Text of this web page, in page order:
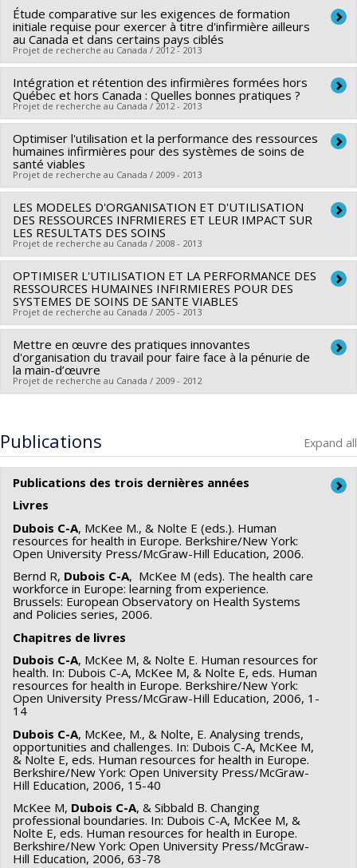
Grant programs: PVXXXXXX-Subvention d'équipe
Funding sources:FCRSS/Fondation canadienne de la
recherche sur les services de santé (La)
Grant programs:
régionaux
Lead researcher : Carl Ardy Dubois
Co-researchers : Isabelle Brault,Jean-Louis Denis,
Kathleen Bentein
Étude comparative sur les exigences de formation
initiale requise pour exercer à titre d'infirmière ailleurs
au Canada et dans certains pays ciblés
Projet de recherche au Canada / 2012 - 2013
Lead researcher : Carl Ardy Dubois
Co-researchers : Jacinthe Pepin,Damien Contandriopoulos
Francine Girard,Danielle D'Amour,Isabelle Brault,
Clémence Dallaire,Jean-Louis Denis,Sylvie Jetté,Luc
Mathieu,France Gagnon Mélanie Lavoie-Tremblay
Intégration et rétention des infirmières formées hors
Québec et hors Canada : Quelles bonnes pratiques ?
Projet de recherche au Canada / 2012 - 2013
Lead researcher : Bilkis Vissandjée
Co-researchers : Carl Ardy Dubois,Jeanne Évelyne Turgeon
Optimiser l'utilisation et la performance des ressources
humaines infirmières pour des systèmes de soins de
santé viables
Projet de recherche au Canada / 2009 - 2013
Lead researcher : Carl Ardy Dubois
LES MODELES D'ORGANISATION ET D'UTILISATION
DES RESSOURCES INFRMIERES ET LEUR IMPACT SUR
LES RESULTATS DES SOINS
Projet de recherche au Canada / 2008 - 2013
Lead researcher : Danielle D'Amour
Co-researchers : Régis Blais,Michèle Rivard,Carl Ardy
Dubois,Sean Clarke,Anne Tourangeau
Funding sources:
MSSS/Ministère de la Santé et des
Services sociaux
Grant programs:
OPTIMISER L'UTILISATION ET LA PERFORMANCE DES
RESSOURCES HUMAINES INFIRMIERES POUR DES
SYSTEMES DE SOINS DE SANTE VIABLES
Projet de recherche au Canada / 2005 - 2013
Lead researcher : Carl Ardy Dubois
Funding sources:FRQS/Fonds de recherche du Québec -
Santé (FRSQ)
Mettre en œuvre des pratiques innovantes
d'organisation du travail pour faire face à la pénurie de
la main-d’œuvre
Projet de recherche au Canada / 2009 - 2012
Publications Expand all
Publications des trois dernières années
Livres
Dubois C-A, McKee M., & Nolte E (eds.). Human
resources for health in Europe. Berkshire/New York:
Open University Press/McGraw-Hill Education, 2006.
Bernd R, Dubois C-A, McKee M (eds). The health care
workforce in Europe: learning from experience.
Brussels: European Observatory on Health Systems
and Policies series, 2006.
Chapitres de livres
Dubois C-A, McKee M, & Nolte E. Human resources for
health. In: Dubois C-A, McKee M, & Nolte E, eds. Human
resources for health in Europe. Berkshire/New York:
Open University Press/McGraw-Hill Education, 2006, 1-
14
Dubois C-A, McKee, M., & Nolte, E. Analysing trends,
opportunities and challenges. In: Dubois C-A, McKee M,
& Nolte E, eds. Human resources for health in Europe.
Berkshire/New York: Open University Press/McGraw-
Hill Education, 2006, 15-40
McKee M, Dubois C-A, & Sibbald B. Changing
professional boundaries. In: Dubois C-A, McKee M, &
Nolte E, eds. Human resources for health in Europe.
Berkshire/New York: Open University Press/McGraw-
Hill Education, 2006, 63-78